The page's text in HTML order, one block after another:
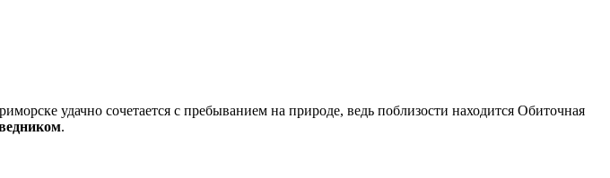
удачно сочетается с пребыванием на природе, ведь поблизости находится Обиточная
.